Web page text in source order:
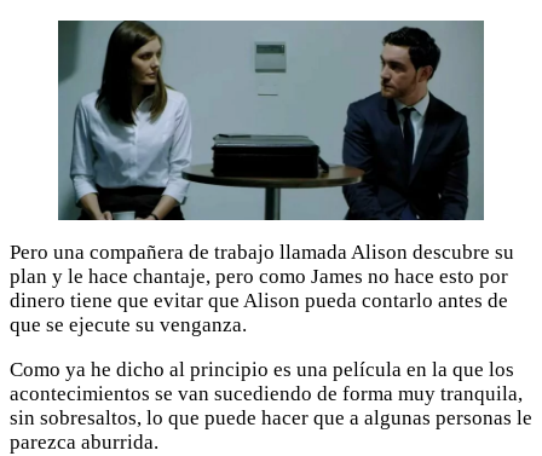
Pero una compañera de trabajo llamada Alison descubre su
plan y le hace chantaje, pero como James no hace esto por
dinero tiene que evitar que Alison pueda contarlo antes de
que se ejecute su venganza.
Como ya he dicho al principio es una película en la que los
acontecimientos se van sucediendo de forma muy tranquila,
sin sobresaltos, lo que puede hacer que a algunas personas le
parezca aburrida.